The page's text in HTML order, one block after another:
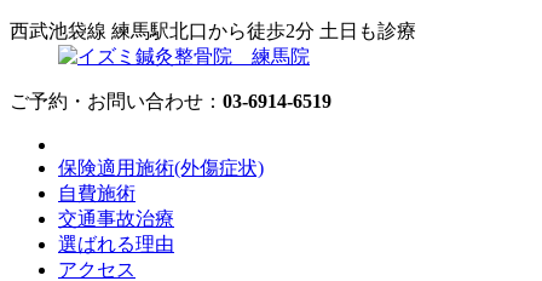
西武池袋線 練馬駅北口から徒歩2分 土日も診療
ご予約・お問い合わせ： 03-6914-6519
保険適用施術(外傷症状)
自費施術
交通事故治療
選ばれる理由
アクセス